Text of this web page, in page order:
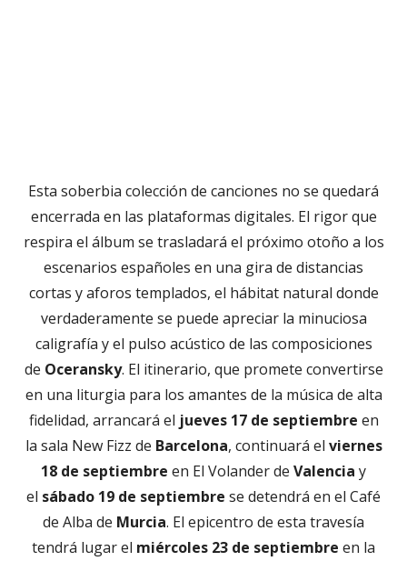
Esta soberbia colección de canciones no se quedará
encerrada en las plataformas digitales. El rigor que
respira el álbum se trasladará el próximo otoño a los
escenarios españoles en una gira de distancias
cortas y aforos templados, el hábitat natural donde
verdaderamente se puede apreciar la minuciosa
caligrafía y el pulso acústico de las composiciones
de Oceransky. El itinerario, que promete convertirse
en una liturgia para los amantes de la música de alta
fidelidad, arrancará el jueves 17 de septiembre en
la sala New Fizz de Barcelona, continuará el viernes
18 de septiembre en El Volander de Valencia y
el sábado 19 de septiembre se detendrá en el Café
de Alba de Murcia. El epicentro de esta travesía
tendrá lugar el miércoles 23 de septiembre en la